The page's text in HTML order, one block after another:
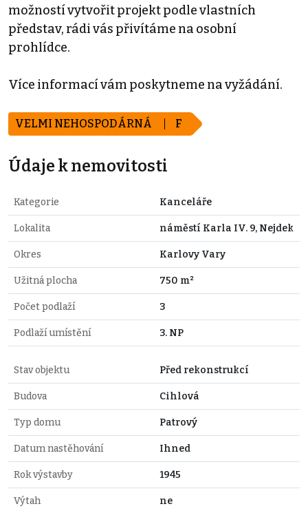
možností vytvořit projekt podle vlastních
představ, rádi vás přivítáme na osobní
prohlídce.
Více informací vám poskytneme na vyžádání.
VELMI NEHOSPODÁRNÁ F
Údaje k nemovitosti
Kategorie Kanceláře
Lokalita náměstí Karla IV. 9, Nejdek
Okres Karlovy Vary
Užitná plocha 750 m²
Počet podlaží 3
Podlaží umístění 3. NP
Stav objektu Před rekonstrukcí
Budova Cihlová
Typ domu Patrový
Datum nastěhování Ihned
Rok výstavby 1945
Výtah ne